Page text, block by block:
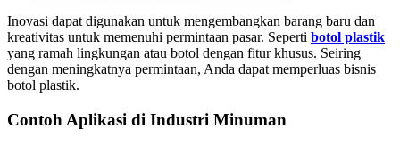
Inovasi dapat digunakan untuk mengembangkan barang baru dan
kreativitas untuk memenuhi permintaan pasar. Seperti botol plastik
yang ramah lingkungan atau botol dengan fitur khusus. Seiring
dengan meningkatnya permintaan, Anda dapat memperluas bisnis
botol plastik.
Contoh Aplikasi di Industri Minuman